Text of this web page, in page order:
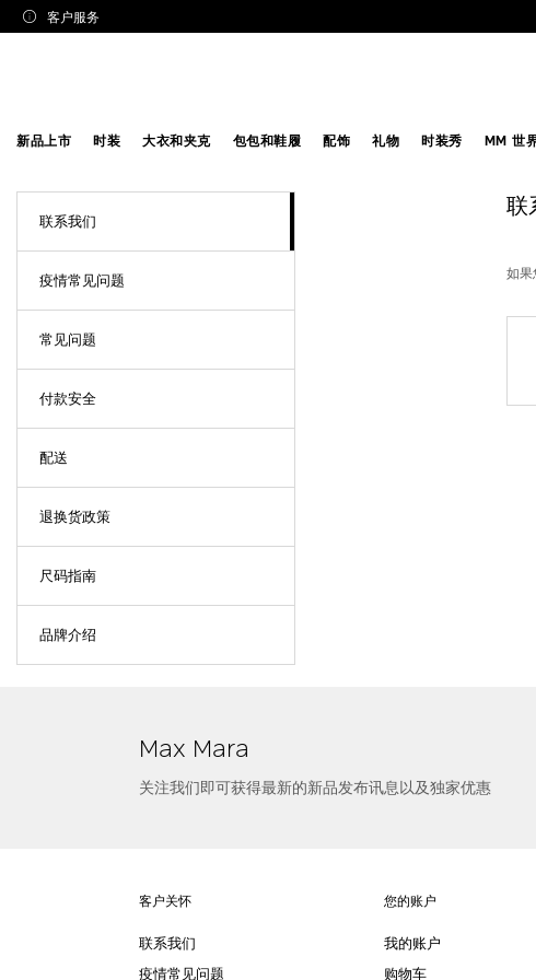
客户服务
新品上市 时装 大衣和夹克 包包和鞋履 配饰 礼物 时装秀 MM 世
联系我们
疫情常见问题
常见问题
付款安全
配送
退换货政策
尺码指南
品牌介绍
联
如果
Max Mara
关注我们即可获得最新的新品发布讯息以及独家优惠
客户关怀
联系我们
疫情常见问题
您的账户
我的账户
购物车